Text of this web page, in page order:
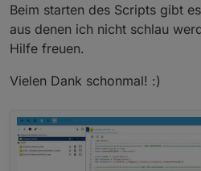
Beim starten des Scripts gibt
aus denen ich nicht schlau
Hilfe freuen.
Vielen Dank schonmal! :)